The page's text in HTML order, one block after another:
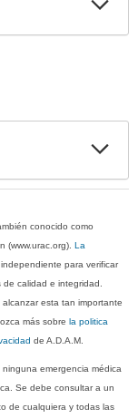
conocido como
(www.urac.org).La
para verificar
calidad e integridad.
esta tan importante
más sobrela politica
de A.D.A.M.
emergencia médica
Se debe consultar a un
de cualquiera y todas las